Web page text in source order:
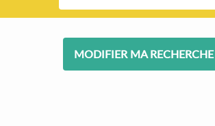
MODIFIER MA RECHERCHE